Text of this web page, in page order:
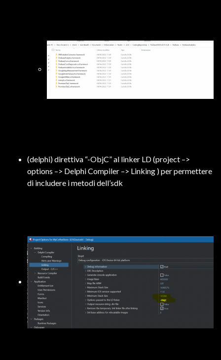
(delphi) direttiva “-ObjC” al linker LD (project –>
options –> Delphi Compiler –> Linking ) per permettere
di includere i metodi dell’sdk